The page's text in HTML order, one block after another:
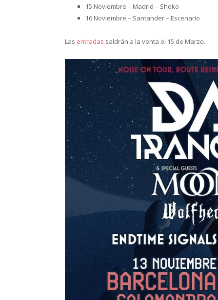
15 Noviembre – Madrid – Shoko
16 Noviembre – Santander – Escenario
Las entradas saldrán a la venta el 15 de Marzo.